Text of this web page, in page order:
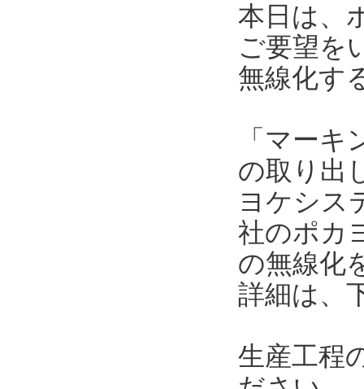
本日は、
ご要望を
無線化す
「マー
の取り出
ヨケシス
社のポカ
の無線化
詳細は、
生産工程